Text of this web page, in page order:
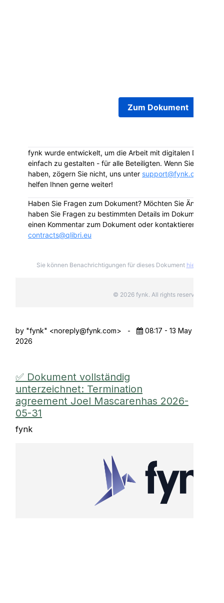
Zum Dokument
fynk wurde entwickelt, um die Arbeit mit digitalen
einfach zu gestalten - für alle Beteiligten. Wenn Sie Fragen
haben, zögern Sie nicht, uns unter support@fynk.com
helfen Ihnen gerne weiter!
Haben Sie Fragen zum Dokument? Möchten Sie
haben Sie Fragen zu bestimmten Details im Dokument?
einen Kommentar zum Dokument oder kontaktieren Sie
contracts@qlibri.eu
Sie können Benachrichtigungen für dieses Dokument hier
© 2026 fynk. All rights reserved.
by "fynk" <noreply@fynk.com> -
08:17 - 13 May
2026
✅ Dokument vollständig
unterzeichnet: Termination
agreement Joel Mascarenhas 2026-
05-31
fynk